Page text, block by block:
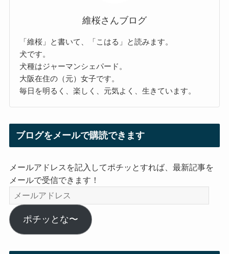
維桜さんブログ
「維桜」と書いて、「こはる」と読みます。
犬です。
犬種はジャーマンシェパード。
大阪在住の（元）女子です。
毎日を明るく、楽しく、元気よく、生きています。
ブログをメールで購読できます
メールアドレスを記入してポチッとすれば、最新記事を
メールで受信できます！
メ
ー
ル
ア
ポチッとな〜